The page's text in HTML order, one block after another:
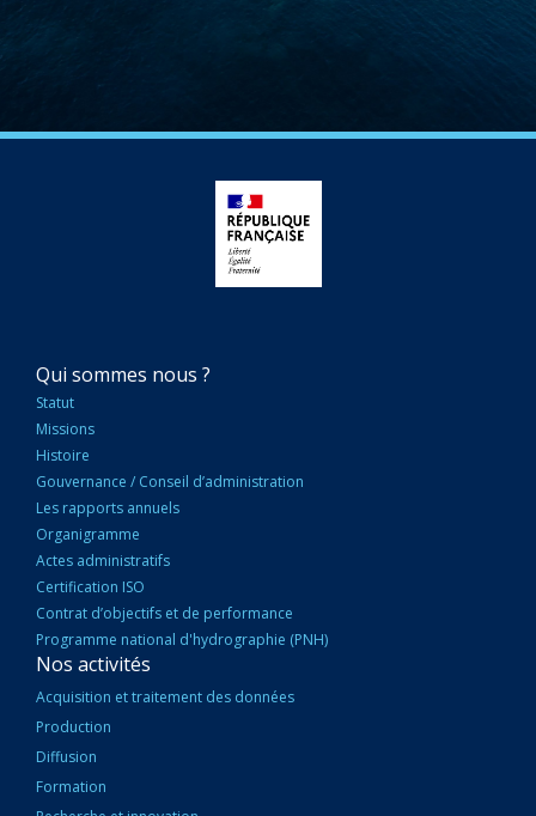
NAVIGATION
PRINCIPALE
Qui sommes nous ?
Statut
Missions
Histoire
Gouvernance / Conseil d’administration
Les rapports annuels
Organigramme
Actes administratifs
Certification ISO
Contrat d’objectifs et de performance
Programme national d'hydrographie (PNH)
Nos activités
Acquisition et traitement des données
Production
Diffusion
Formation